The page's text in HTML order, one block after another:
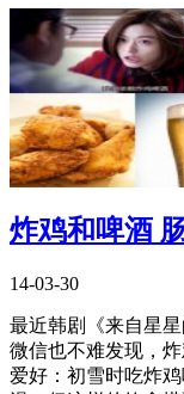
炸鸡和啤酒
14-03-30
最近韩剧《来自星
微信也不难发现，
爱好：初雪时吃炸